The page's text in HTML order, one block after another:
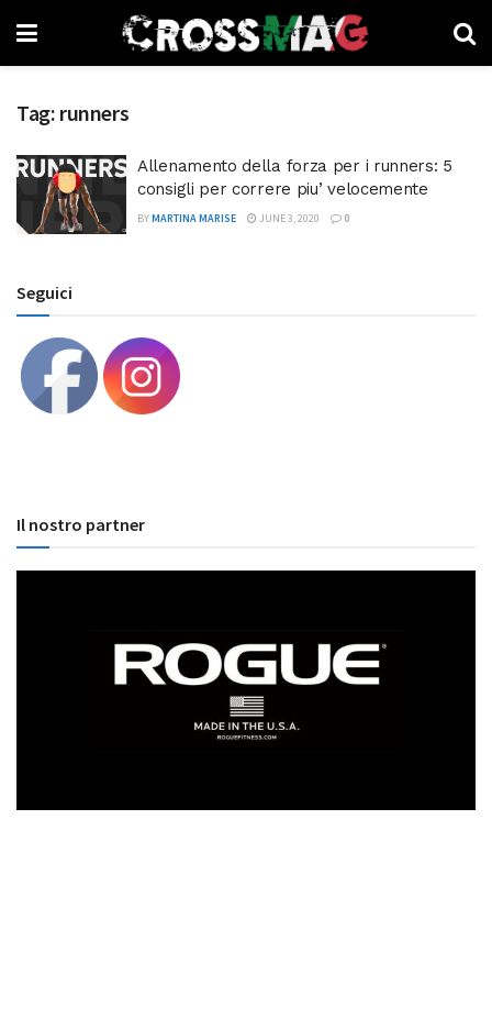
Tag: runners
Allenamento della forza per i runners: 5
consigli per correre piu’ velocemente
BYMARTINA MARISE JUNE 3, 2020 0
Seguici
Il nostro partner